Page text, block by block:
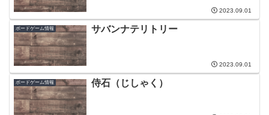
2023.09.01
ボードゲーム情報 サバンナテリトリー
2023.09.01
ボードゲーム情報 侍石（じしゃく）